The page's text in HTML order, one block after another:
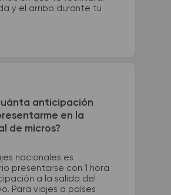
y el arribo durante tu
anticipación
en la
de micros?
nacionales es
presentarse con 1 hora
a la salida del
Para viajes a países